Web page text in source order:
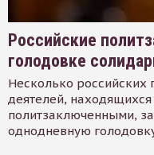
Российские
голодовке
Несколько
деятелей,
политзаключенными,
однодневную